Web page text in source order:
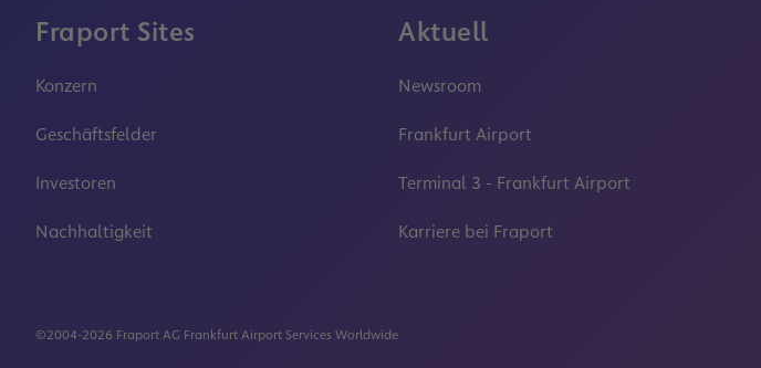
Fraport Sites
Konzern
Geschäftsfelder
Investoren
Nachhaltigkeit
Aktuell
Newsroom
Frankfurt Airport
Terminal 3 - Frankfurt Airport
Karriere bei Fraport
©2004-2026 Fraport AG Frankfurt Airport Services Worldwide